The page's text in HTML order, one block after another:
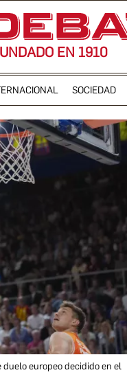
EN 1910
SOCIEDAD
europeo decidido en el